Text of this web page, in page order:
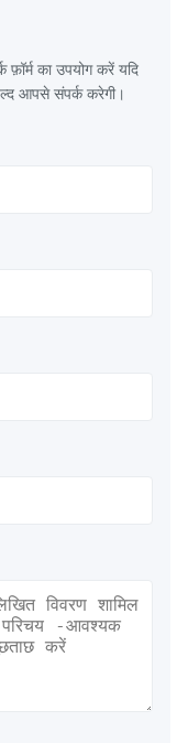
with
का उपयोग करें यदि
आपसे संपर्क करेगी।